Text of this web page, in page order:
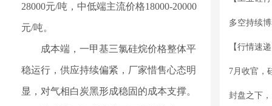
28000元/吨，中低端主流价格18000-20000
元/吨。
成本端，一甲基三氯硅烷价格整体平
稳运行，供应持续偏紧，厂家惜售心态明
显，对气相白炭黑形成稳固的成本支撑。
7月收官，
封盘之下